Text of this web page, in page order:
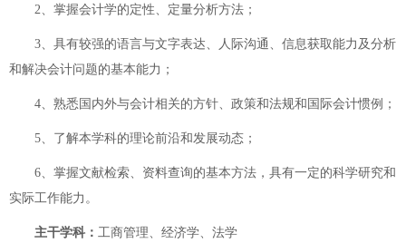
2、掌握会计学的定性、定量分析方法；
3、具有较强的语言与文字表达、人际沟通、信息获取能力及分析
和解决会计问题的基本能力；
4、熟悉国内外与会计相关的方针、政策和法规和国际会计惯例；
5、了解本学科的理论前沿和发展动态；
6、掌握文献检索、资料查询的基本方法，具有一定的科学研究和
实际工作能力。
主干学科： 工商管理、经济学、法学